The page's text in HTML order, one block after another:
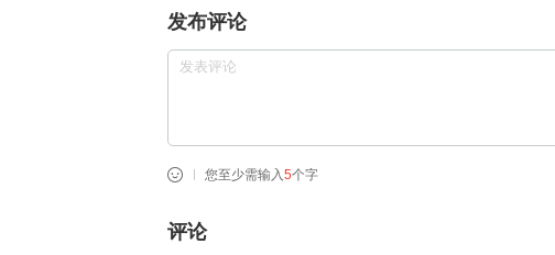
发布评论
您至少需输入 5个字
评论